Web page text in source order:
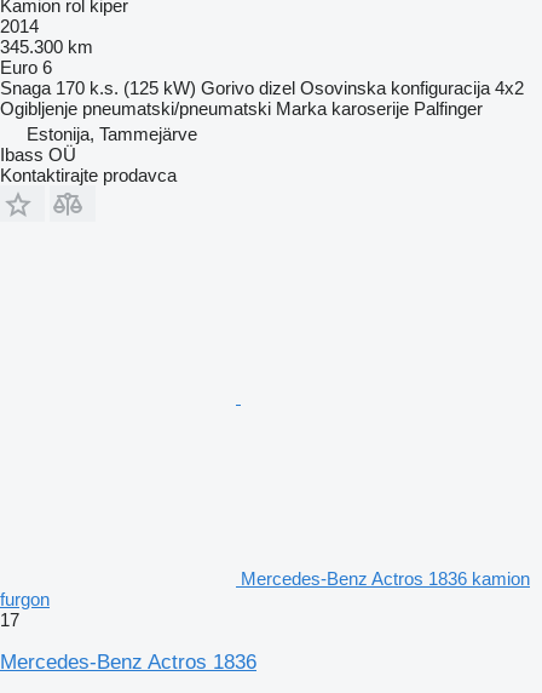
Kamion rol kiper
2014
345.300 km
Euro 6
Snaga 170 k.s. (125 kW) Gorivo dizel Osovinska konfiguracija 4x2
Ogibljenje pneumatski/pneumatski Marka karoserije Palfinger
Estonija, Tammejärve
Ibass OÜ
Kontaktirajte prodavca
Mercedes-Benz Actros 1836 kamion
furgon
17
Mercedes-Benz Actros 1836